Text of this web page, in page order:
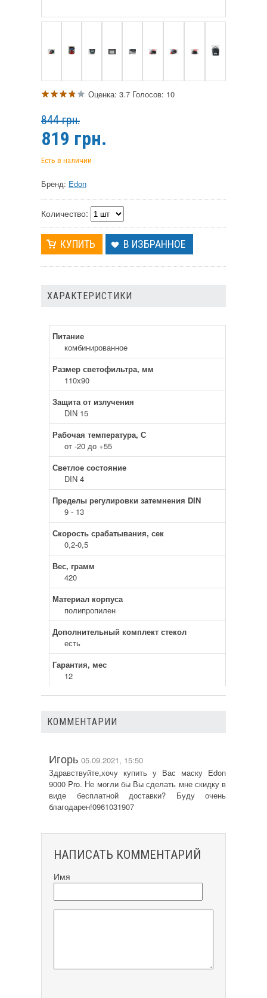
Оценка: 3.7 Голосов: 10
844 грн.
819 грн.
Есть в наличии
Бренд: Edon
Количество:
В ИЗБРАННОЕ
ХАРАКТЕРИСТИКИ
Питание
комбинированное
Размер светофильтра, мм
110х90
Защита от излучения
DIN 15
Рабочая температура, С
от -20 до +55
Светлое состояние
DIN 4
Пределы регулировки затемнения DIN
9 - 13
Скорость срабатывания, сек
0,2-0,5
Вес, грамм
420
Материал корпуса
полипропилен
Дополнительный комплект стекол
есть
Гарантия, мес
12
КОММЕНТАРИИ
Игорь 05.09.2021, 15:50
Здравствуйте,хочу купить у Вас маску Edon
9000 Pro. Не могли бы Вы сделать мне скидку в
виде бесплатной доставки? Буду очень
благодарен!0961031907
НАПИСАТЬ КОММЕНТАРИЙ
Имя